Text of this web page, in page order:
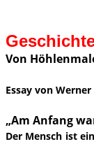
Von
Essay von Werner
„Am Anfang
Der Mensch ist